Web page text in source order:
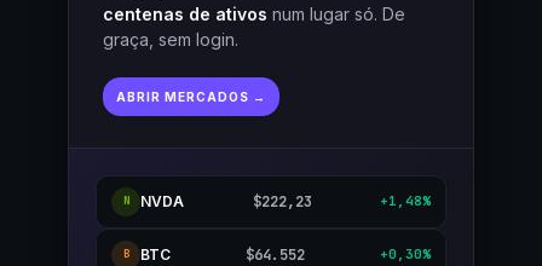
centenas de ativos num lugar só. De
graça, sem login.
ABRIR MERCADOS →
N NVDA $222,23 +1,48%
B BTC $64.552 +0,30%